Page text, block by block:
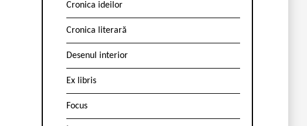
Cronica ideilor
Cronica literară
Desenul interior
Ex libris
Focus